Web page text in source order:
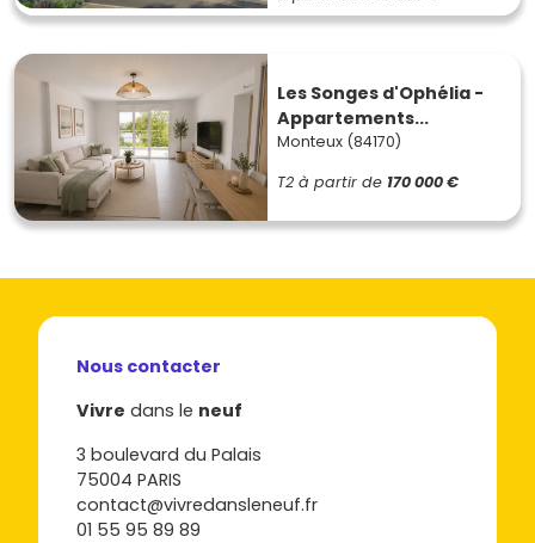
Les Songes d'Ophélia -
Appartements...
Monteux (84170)
T2 à partir de 170 000 €
Nous contacter
Vivre dans le neuf
3 boulevard du Palais
75004 PARIS
contact@vivredansleneuf.fr
01 55 95 89 89